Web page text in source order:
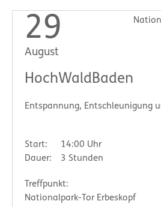
29
August
HochWaldBaden
Entspannung, Entschleunigung
Start:
14:00 Uhr
Dauer:
3 Stunden
Treffpunkt:
Nationalpark-Tor Erbeskopf